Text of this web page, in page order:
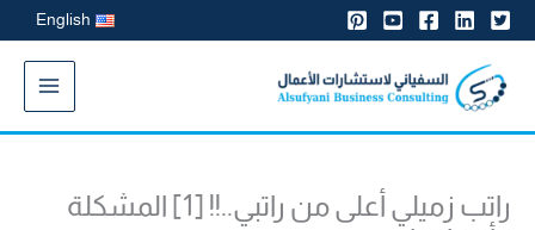
تخطي
إلى
المحتوى
English
راتب زميلي أعلى من راتبي..!! [1] المشكلة